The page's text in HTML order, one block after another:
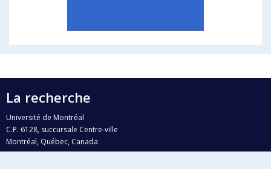
La recherche
Université de Montréal
C.P. 6128, succursale Centre-ville
Montréal, Québec, Canada
H3C 3J7